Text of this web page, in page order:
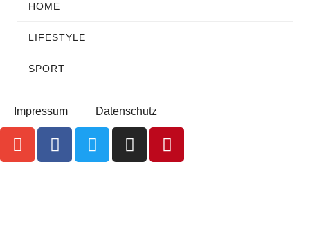
HOME
LIFESTYLE
SPORT
Impressum Datenschutz